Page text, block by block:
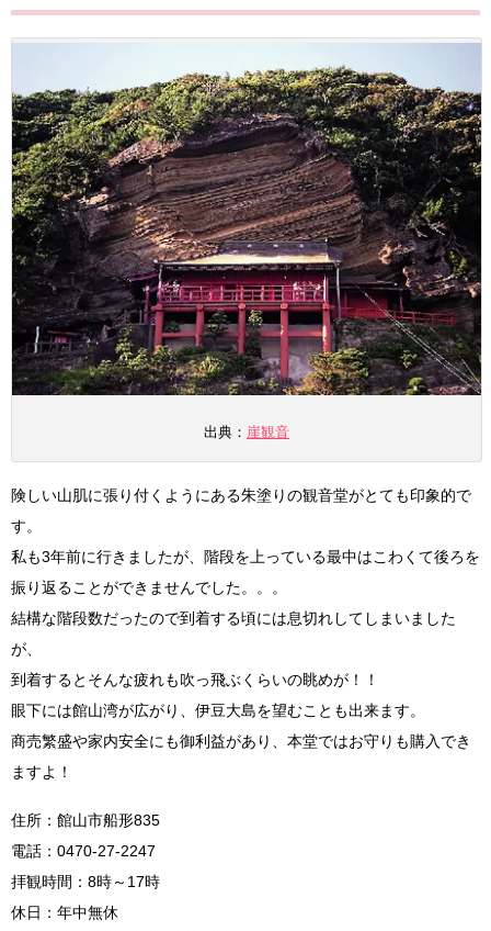
出典： 崖観音
険しい山肌に張り付くようにある朱塗りの観音堂がとても印象的で
す。
私も3年前に行きましたが、階段を上っている最中はこわくて後ろを
振り返ることができませんでした。。。
結構な階段数だったので到着する頃には息切れしてしまいました
が、
到着するとそんな疲れも吹っ飛ぶくらいの眺めが！！
眼下には館山湾が広がり、伊豆大島を望むことも出来ます。
商売繁盛や家内安全にも御利益があり、本堂ではお守りも購入でき
ますよ！
住所：館山市船形835
電話：0470-27-2247
拝観時間：8時～17時
休日：年中無休